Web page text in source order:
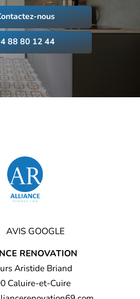
Contactez-nous
04 88 80 12 44
AVIS GOOGLE
RENOVATION
Aristide Briand
Caluire-et-Cuire